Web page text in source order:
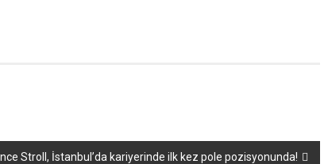
Stroll, İstanbul’da kariyerinde ilk kez pole pozisyonunda!